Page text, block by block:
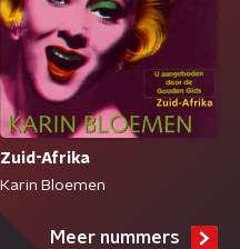
Zuid-Afrika
Karin Bloemen
Meer nummers